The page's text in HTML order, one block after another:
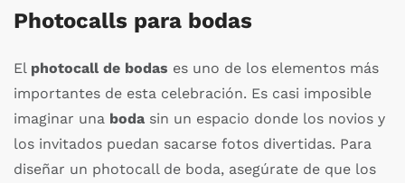
Photocalls para bodas
El photocall de bodas es uno de los elementos más
importantes de esta celebración. Es casi imposible
imaginar una boda sin un espacio donde los novios y
los invitados puedan sacarse fotos divertidas. Para
diseñar un photocall de boda, asegúrate de que los